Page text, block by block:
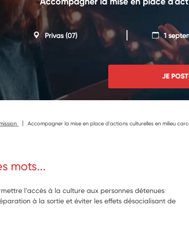
Privas(07) 1
JE
Accompagner la mise en place d'actions culturelles en milieu
mots...
l'accès à la culture aux personnes détenues
à la sortie et éviter les effets désocialisant de